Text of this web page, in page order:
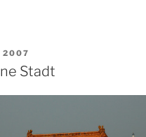
2007
Stadt